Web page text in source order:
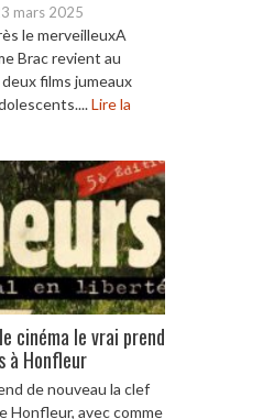
mars 2025
le merveilleuxA
Brac revient au
films jumeaux
Lire la
cinéma le vrai prend
à Honfleur
de nouveau la clef
Honfleur, avec comme